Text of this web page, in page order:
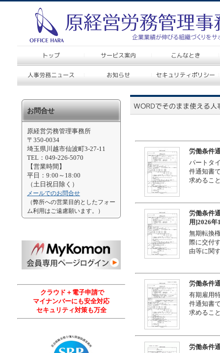
労働条件
パートタ
件通知書
求めるこ
労働条件
用]2026年
無期転換
際に交付
由等に関
労働条件
有期雇用
件通知書
求めるこ
労働条件
お問合せ
原経営労務管理事務所
〒350-0034
埼玉県川越市仙波町3-27-11
TEL：049-226-5070
【営業時間】
平日：9:00～18:00
（土日祝日除く）
メールでのお問合せ
（弊所への営業目的としたフォー
ム利用はご遠慮願います。）
クラウド＋電子申請で
マイナンバーにも安全対応
セキュリティ対策も万全